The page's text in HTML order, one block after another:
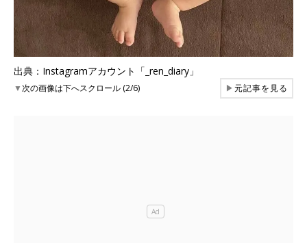
出典：Instagramアカウント「_ren_diary」
▼次の画像は下へスクロール (2/6) ▶元記事を見る